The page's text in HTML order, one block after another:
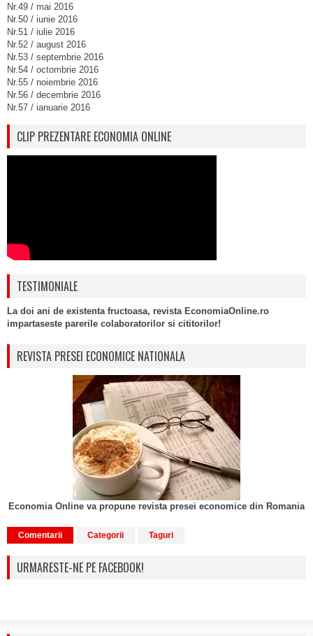
Nr.49 / mai 2016
Nr.50 / iunie 2016
Nr.51 / iulie 2016
Nr.52 / august 2016
Nr.53 / septembrie 2016
Nr.54 / octombrie 2016
Nr.55 / noiembrie 2016
Nr.56 / decembrie 2016
Nr.57 / ianuarie 2016
CLIP PREZENTARE ECONOMIA ONLINE
TESTIMONIALE
La doi ani de existenta fructoasa, revista EconomiaOnline.ro
impartaseste parerile colaboratorilor si cititorilor!
REVISTA PRESEI ECONOMICE NATIONALA
Economia Online va propune revista presei economice din Romania
Comentarii Categorii Taguri
URMARESTE-NE PE FACEBOOK!